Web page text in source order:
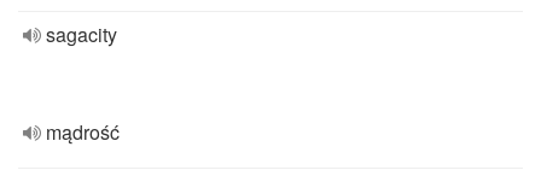
sagacity
mądrość